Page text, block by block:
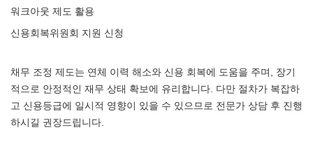
워크아웃 제도 활용
신용회복위원회 지원 신청
채무 조정 제도는 연체 이력 해소와 신용 회복에 도움을 주며, 장기
적으로 안정적인 재무 상태 확보에 유리합니다. 다만 절차가 복잡하
고 신용등급에 일시적 영향이 있을 수 있으므로 전문가 상담 후 진행
하시길 권장드립니다.